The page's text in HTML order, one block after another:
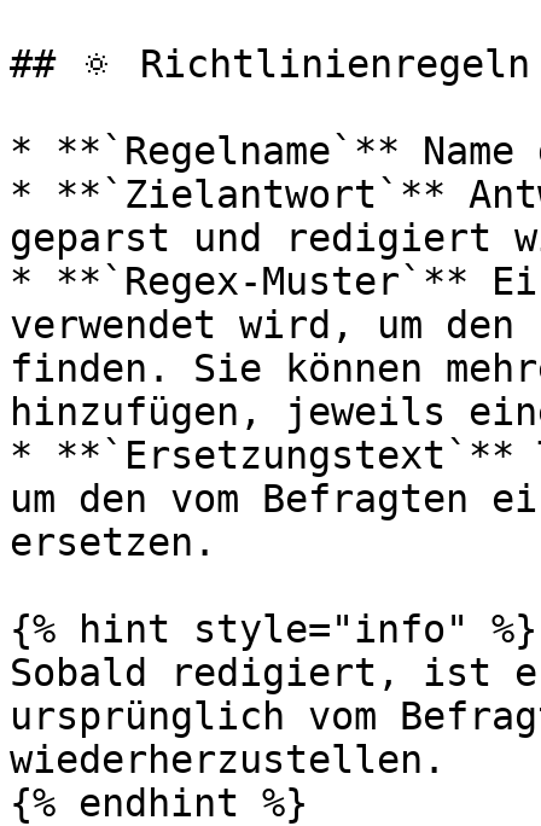
## 🔅 Richtlinienregeln
* **`Regelname`** Name
* **`Zielantwort`**
geparst und redigiert
* **`Regex-Muster`**
verwendet wird, um
finden. Sie können
hinzufügen, jeweils
* **`Ersetzungstext`**
um den vom Befragten
ersetzen.
{% hint style="info" %}
Sobald redigiert, ist
ursprünglich vom
wiederherzustellen.
{% endhint %}